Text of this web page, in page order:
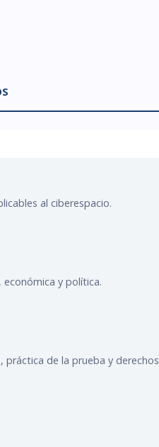
al ciberespacio.
y política.
de la prueba y derechos